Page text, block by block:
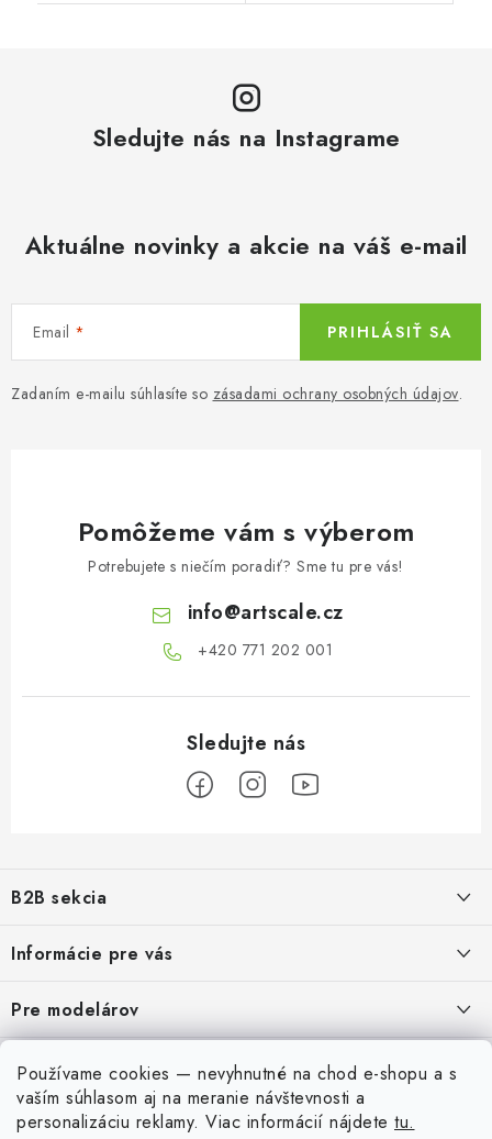
Používame cookies — nevyhnutné na chod e-shopu a s
vaším súhlasom aj na meranie návštevnosti a
personalizáciu reklamy. Viac informácií nájdete tu.
Sledujte nás na Instagrame
Aktuálne novinky a akcie na váš e-mail
Email
Zadaním e-mailu súhlasíte so zásadami ochrany osobných údajov.
PRIHLÁSIŤ SA
Pomôžeme vám s výberom
Potrebujete s niečím poradiť? Sme tu pre vás!
info@artscale.cz
+420 771 202 001​
p
ä
e
B2B sekcia
poskytovanie vhodných služieb a servisu
REGISTRÁCIA
Informácie pre vás
Moja objednávka
Kontakty
Preprava a platba
Pre modelárov
Modelársky slovník Art Scale
Môj účet
Prihlásiť sa